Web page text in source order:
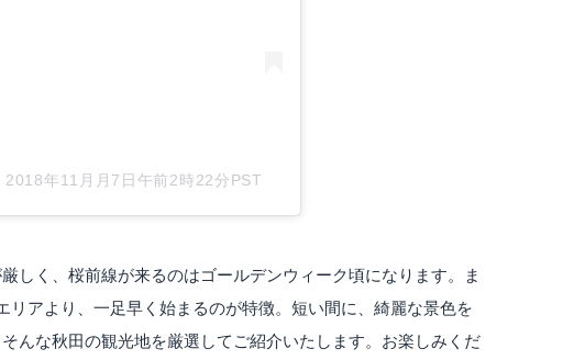
2018年11月月7日午前2時22分PST
しく、桜前線が来るのはゴールデンウィーク頃になります。ま
リアより、一足早く始まるのが特徴。短い間に、綺麗な景色を
んな秋田の観光地を厳選してご紹介いたします。お楽しみくだ